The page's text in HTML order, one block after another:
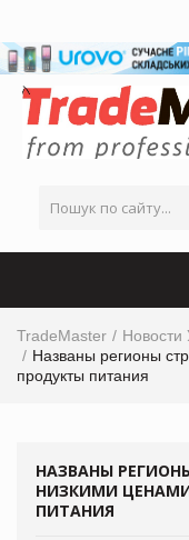
TradeMaster
Новости
Названы регионы
продукты питания
НАЗВАНЫ
НИЗКИМИ
ПИТАНИЯ